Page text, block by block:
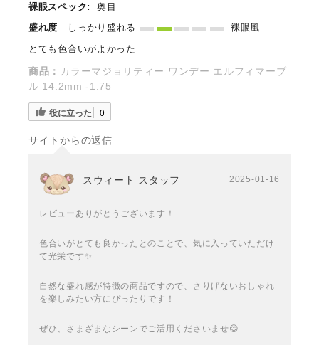
裸眼スペック:
奥目
盛れ度
しっかり盛れる
裸眼風
とても色合いがよかった
商品： カラーマジョリティー ワンデー エルフィマーブ
ル 14.2mm -1.75
役に立った 0
サイトからの返信
スウィート スタッフ 2025-01-16
レビューありがとうございます！
色合いがとても良かったとのことで、気に入っていただけ
て光栄です✨
自然な盛れ感が特徴の商品ですので、さりげないおしゃれ
を楽しみたい方にぴったりです！
ぜひ、さまざまなシーンでご活用くださいませ😊